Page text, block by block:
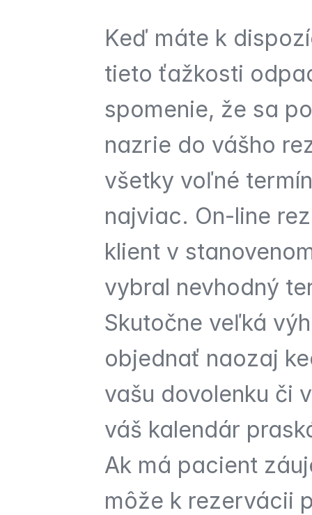
Keď máte k
tieto ťažkosti
spomenie, že sa
nazrie do vášho
všetky voľné
najviac. On-line
klient v
vybral nevhodný
Skutočne veľká
objednať naozaj
vašu dovolenku či
váš kalendár
Ak má pacient
môže k rezervácii